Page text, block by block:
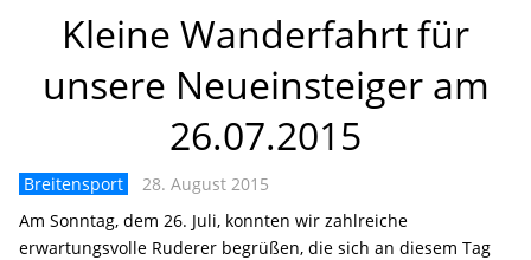
Kleine Wanderfahrt für
unsere Neueinsteiger am
26.07.2015
Breitensport
28. August 2015
Am Sonntag, dem 26. Juli, konnten wir zahlreiche
erwartungsvolle Ruderer begrüßen, die sich an diesem Tag